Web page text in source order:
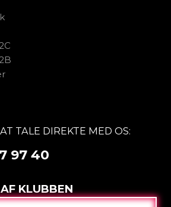
TALE DIREKTE MED OS:
97 40
KLUBBEN